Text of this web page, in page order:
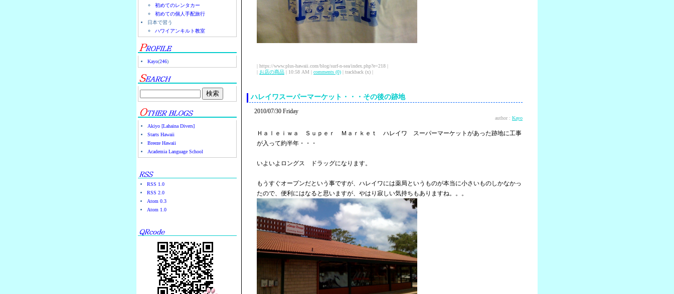
初めてのレンタカー
初めての個人手配旅行
日本で習う
ハワイアンキルト教室
Kayo(246)
Akiyo [Lahaina Divers]
Starts Hawaii
Breeze Hawaii
Academia Language School
RSS 1.0
RSS 2.0
Atom 0.3
Atom 1.0
| https://www.plus-hawaii.com/blog/surf-n-sea/index.php?e=218 |
| お店の商品 | 10:58 AM | comments (0) | trackback (x) |
ハレイワスーパーマーケット・・・その後の跡地
2010/07/30 Friday
author : Kayo
Ｈａｌｅｉｗａ Ｓｕｐｅｒ Ｍａｒｋｅｔ ハレイワ スーパーマーケットがあった跡地に工事
が入って約半年・・・
いよいよロングス ドラッグになります。
もうすぐオープンだという事ですが、ハレイワには薬局というものが本当に小さいものしかなかっ
たので、便利にはなると思いますが、やはり寂しい気持ちもありますね。。。